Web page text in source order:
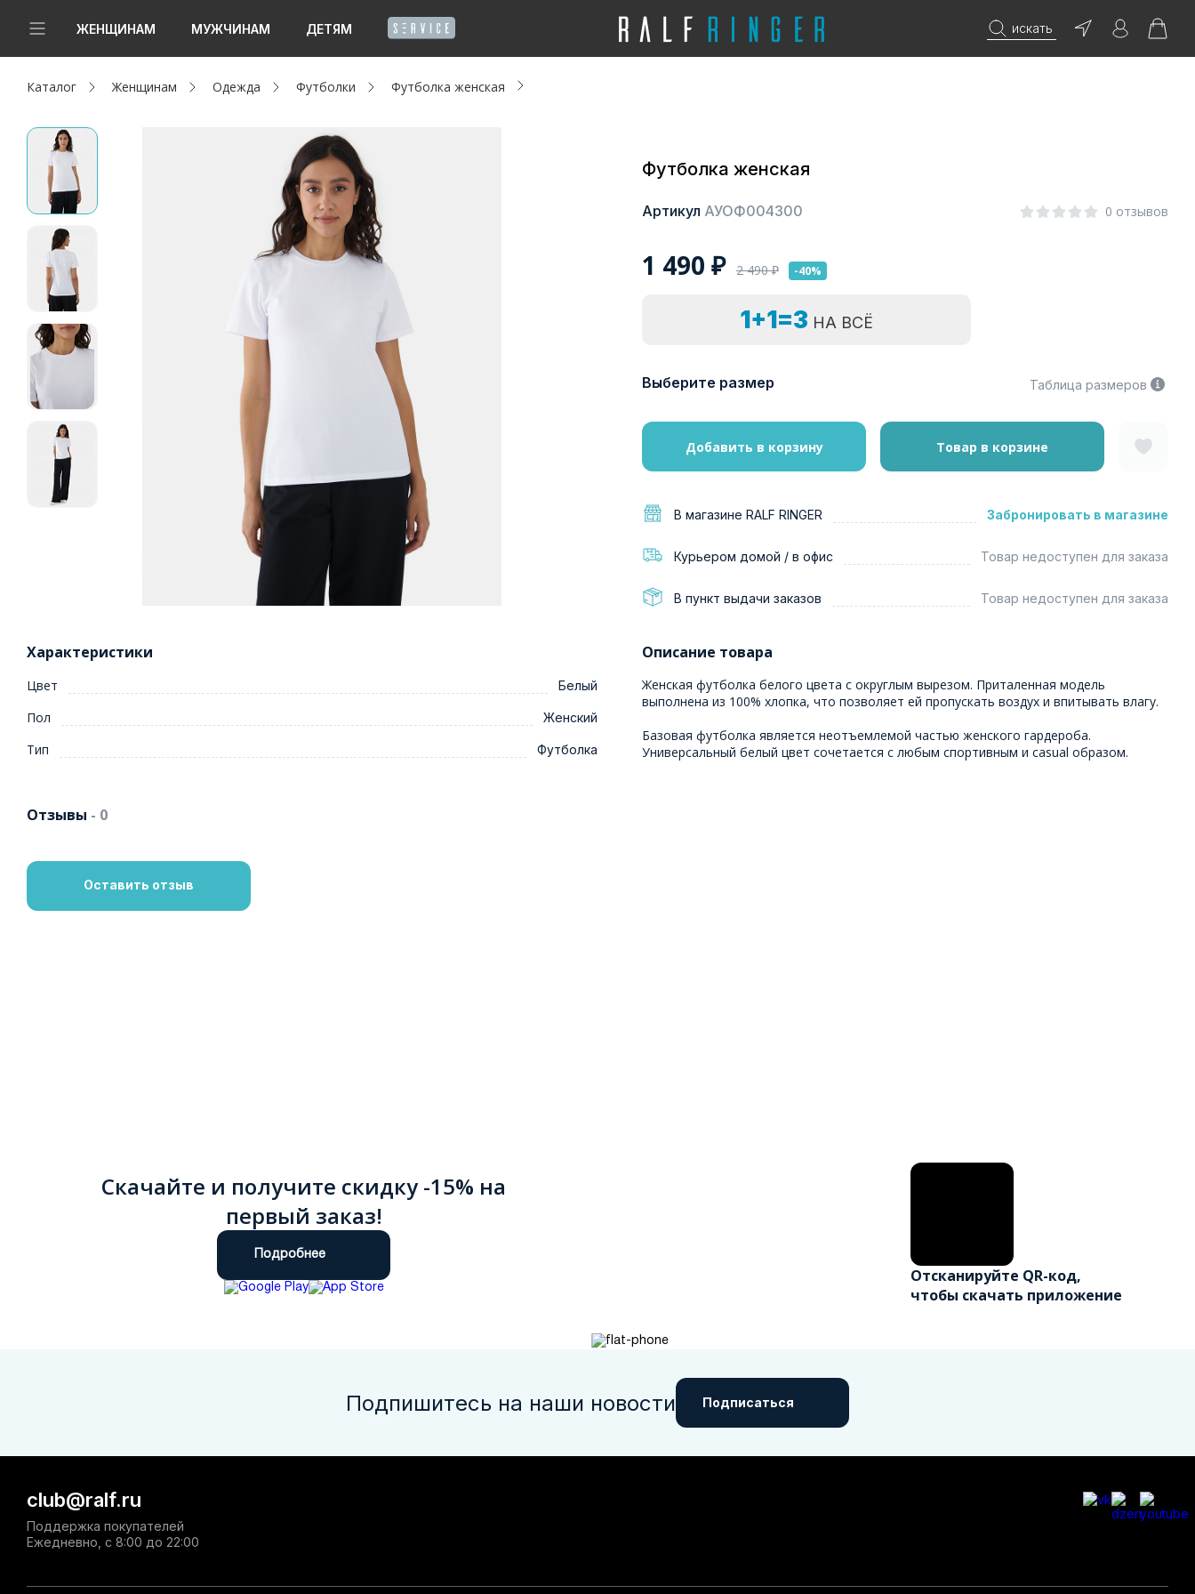
ЖЕНЩИНАМ МУЖЧИНАМ ДЕТЯМ искать
Новинки
Женщинам
Мужчинам
Детям
Капсула
Аутлет
Акции / Новости
Каталог Женщинам Одежда Футболки Футболка женская
Футболка женская
Артикул АУОФ004300 0 отзывов
1 490 ₽ 2 490₽ -40%
1+1=3 НА ВСЁ
Выберите размер Таблица размеров
Добавить в корзину Товар в корзине
В магазине RALF RINGER Забронировать в магазине
Курьером домой / в офис Товар недоступен для заказа
В пункт выдачи заказов Товар недоступен для заказа
Характеристики
Цвет Белый
Пол Женский
Тип Футболка
Описание товара
Женская футболка белого цвета с округлым вырезом. Приталенная модель
выполнена из 100% хлопка, что позволяет ей пропускать воздух и впитывать влагу.
Базовая футболка является неотъемлемой частью женского гардероба.
Универсальный белый цвет сочетается с любым спортивным и casual образом.
Отзывы - 0
Оставить отзыв
Скачайте и получите скидку -15% на
первый заказ!
Подробнее
Отсканируйте QR-код,
чтобы скачать приложение
Подпишитесь на наши новости Подписаться
club@ralf.ru
Поддержка покупателей
Ежедневно, с 8:00 до 22:00